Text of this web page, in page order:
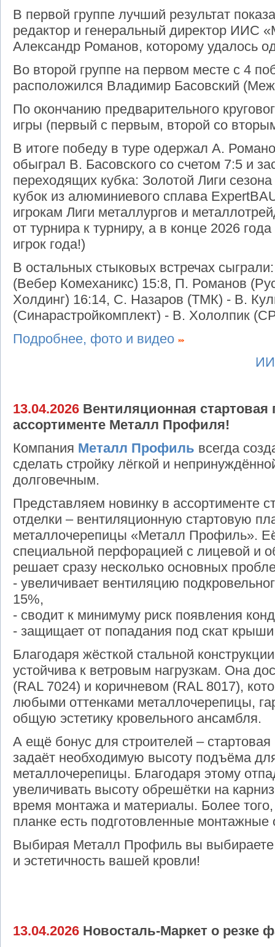
В первой группе лучший результат
редактор и генеральный директор ИИС
Александр Романов, которому удалось
Во второй группе на первом месте с 4
расположился Владимир Басовский
По окончанию предварительного
игры (первый с первым, второй со
В итоге победу в туре одержал А.
обыграл В. Басовского со счетом 7:5 и
переходящих кубка: Золотой Лиги
кубок из алюминиевого сплава
игрокам Лиги металлургов и
от турнира к турниру, а в конце 2026
игрок года!)
В остальных стыковых встречах
(Вебер Комеханикс) 15:8, П. Романов
Холдинг) 16:14, С. Назаров (ТМК) - В.
(Синарастройкомплект) - В. Хололпик
Подробнее, фото и видео
13.04.2026 Вентиляционная стартовая
ассортименте Металл Профиля!
Компания Металл Профиль всегда
сделать стройку лёгкой и
долговечным.
Представляем новинку в ассортименте
отделки – вентиляционную стартовую
металлочерепицы «Металл Профиль».
специальной перфорацией с лицевой и
решает сразу несколько основных
- увеличивает вентиляцию
15%,
- сводит к минимуму риск появления
- защищает от попадания под скат
Благодаря жёсткой стальной
устойчива к ветровым нагрузкам. Она
(RAL 7024) и коричневом (RAL 8017),
любыми оттенками металлочерепицы,
общую эстетику кровельного ансамбля.
А ещё бонус для строителей –
задаёт необходимую высоту подъёма
металлочерепицы. Благодаря этому
увеличивать высоту обрешётки на
время монтажа и материалы. Более
планке есть подготовленные монтажные
Выбирая Металл Профиль вы выбираете
и эстетичность вашей кровли!
13.04.2026 Новосталь-Маркет о резке